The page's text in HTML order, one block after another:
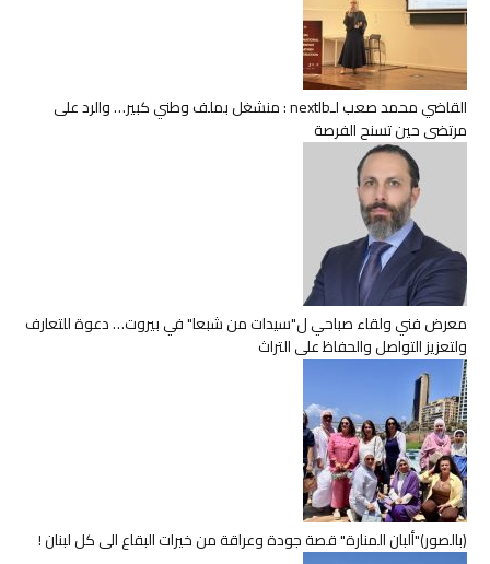
القاضي محمد صعب لـnextlb : منشغل بملف وطني كبير… والرد على
مرتضى حين تسنح الفرصة
معرض فني ولقاء صباحي ل"سيدات من شبعا" في بيروت… دعوة للتعارف
ولتعزيز التواصل والحفاظ على التراث
(بالصور)"ألبان المنارة" قصة جودة وعراقة من خيرات البقاع الى كل لبنان !